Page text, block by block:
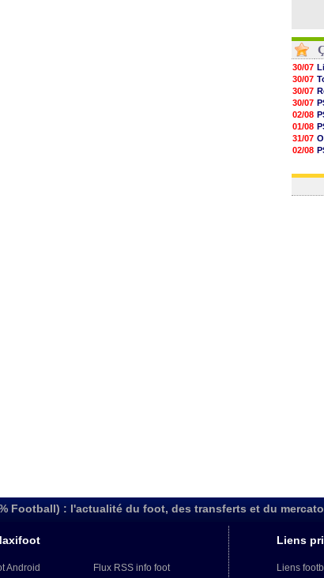
30/07
30/07
30/07
30/07
02/08
01/08
31/07
02/08
01/08
Football) : l'actualité du foot, des transferts et du
Android
Flux RSS info foot
Liens
Liens